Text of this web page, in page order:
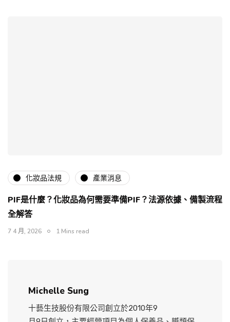
化妝品法規 產業消息
PIF是什麼？化妝品為何需要準備PIF？法源依據、備製流程
全解答
7 4 月, 2026 1 Mins read
Michelle Sung
十藝生技股份有限公司創立於2010年9